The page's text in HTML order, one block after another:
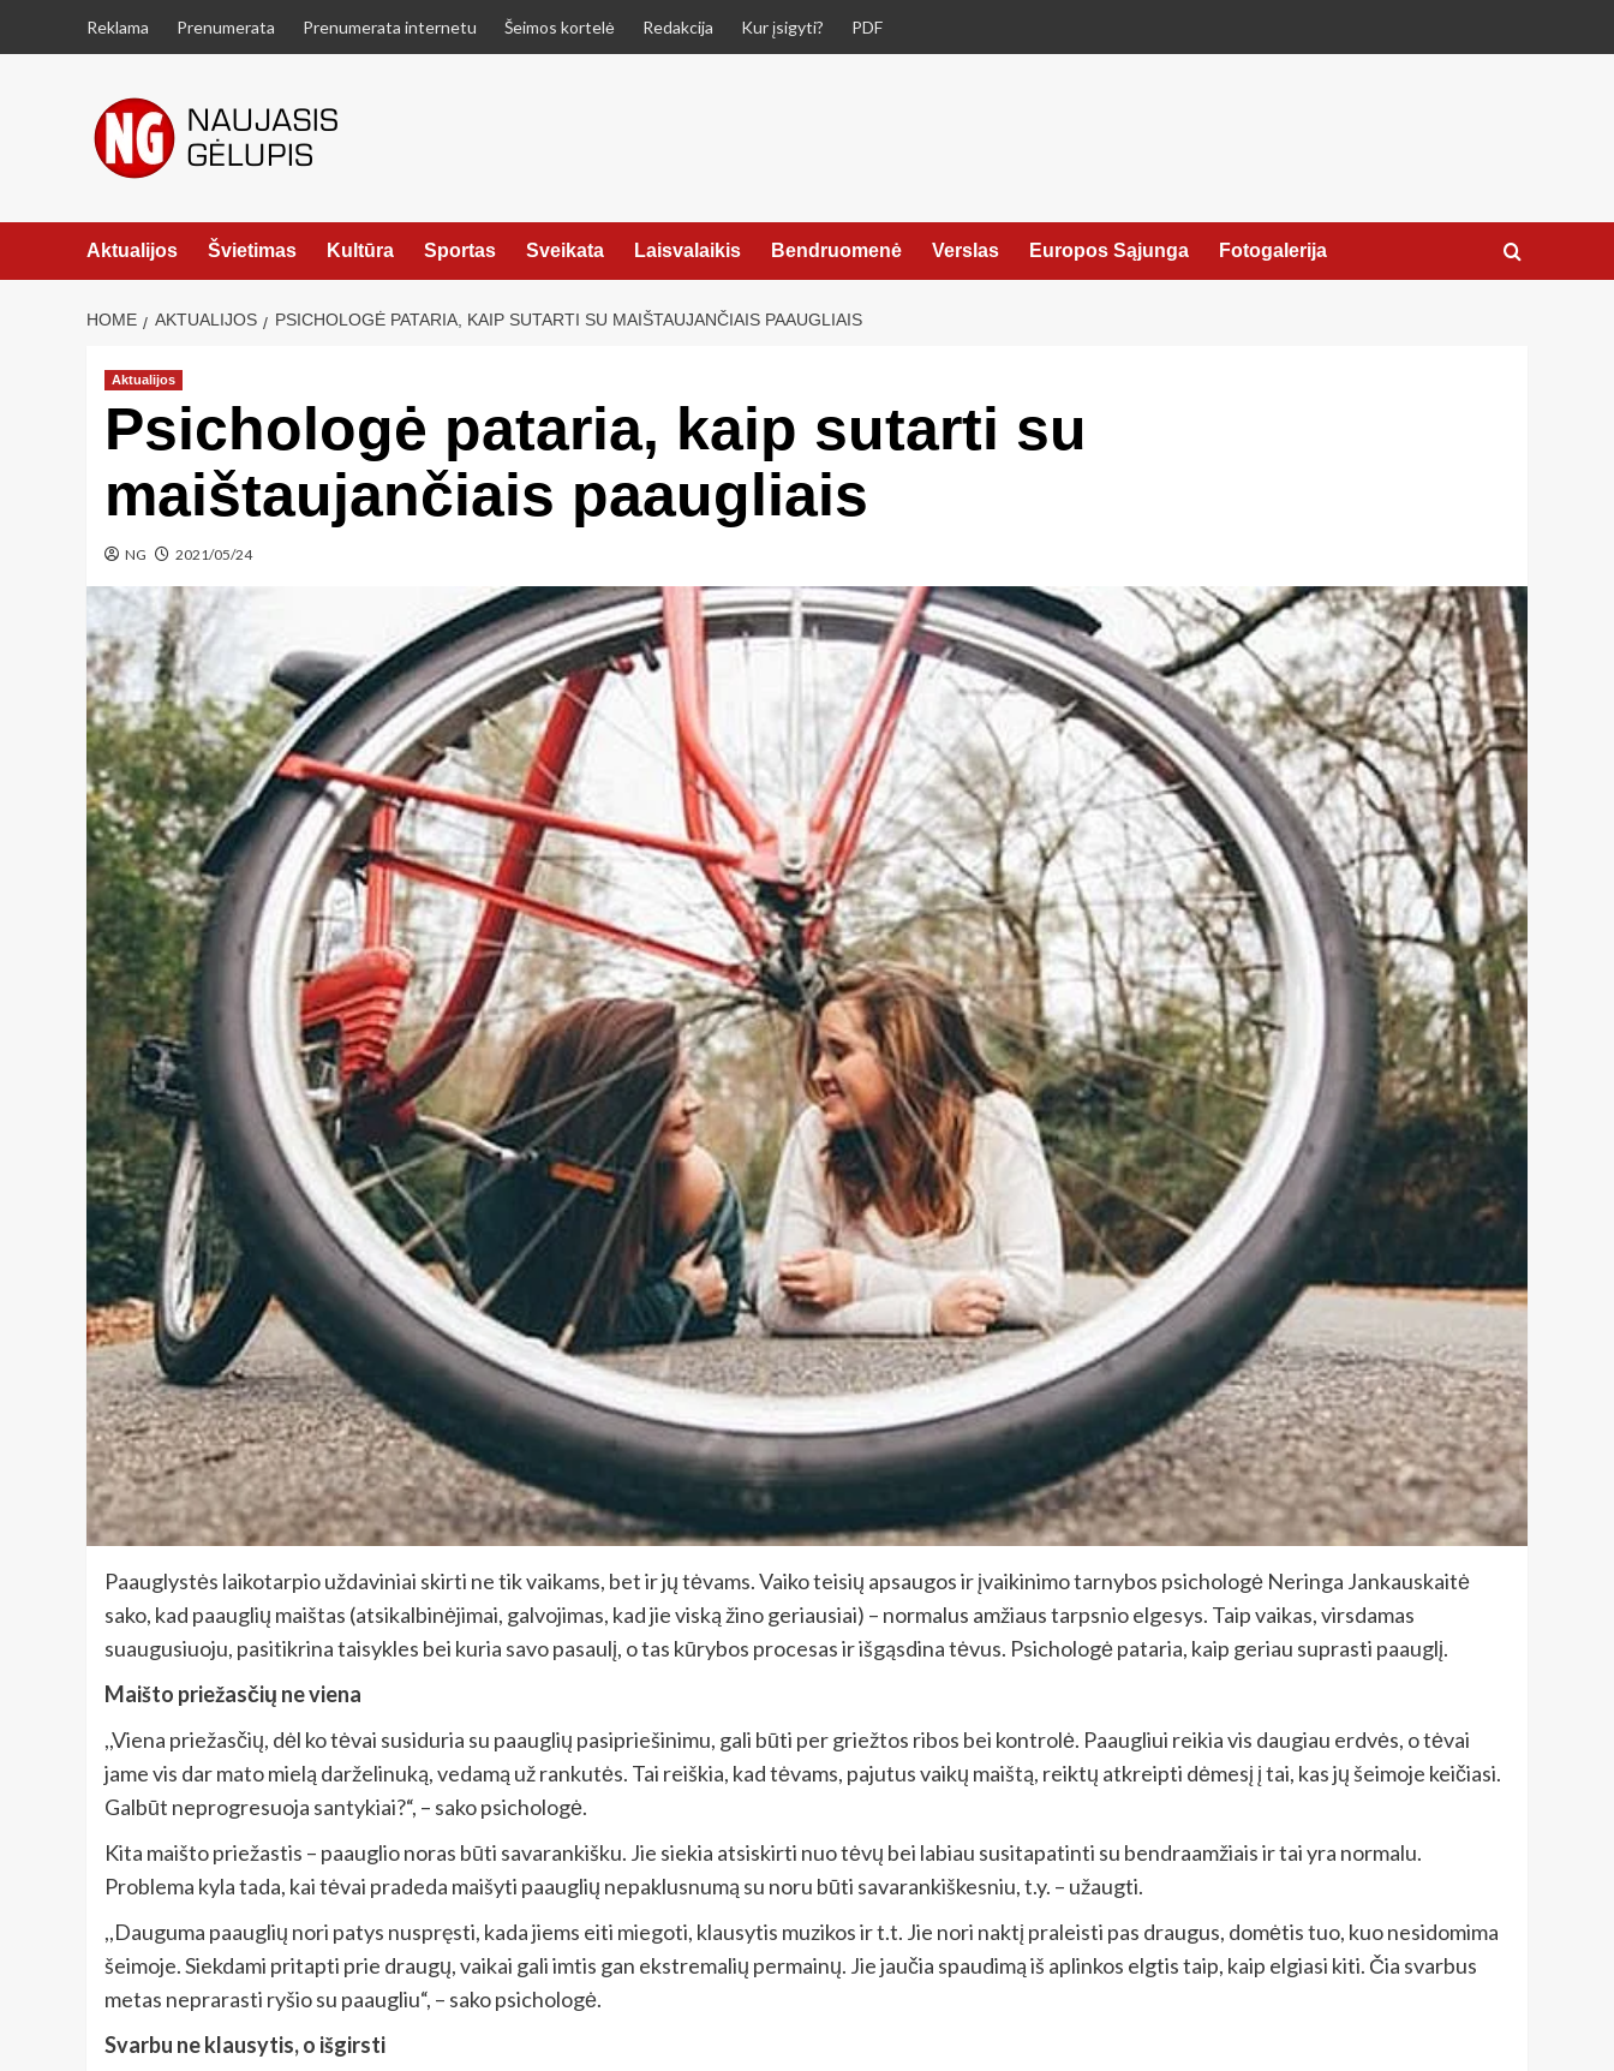
Reklama Prenumerata Prenumerata internetu Šeimos kortelė Redakcija Kur įsigyti? PDF
Aktualijos Švietimas Kultūra Sportas Sveikata Laisvalaikis Bendruomenė Verslas Europos Sąjunga Fotogalerija
HOME AKTUALIJOS PSICHOLOGĖ PATARIA, KAIP SUTARTI SU MAIŠTAUJANČIAIS PAAUGLIAIS
Aktualijos
Psichologė pataria, kaip sutarti su
maištaujančiais paaugliais
NG 2021/05/24
Paauglystės laikotarpio uždaviniai skirti ne tik vaikams, bet ir jų tėvams. Vaiko teisių apsaugos ir įvaikinimo tarnybos psichologė Neringa Jankauskaitė
sako, kad paauglių maištas (atsikalbinėjimai, galvojimas, kad jie viską žino geriausiai) – normalus amžiaus tarpsnio elgesys. Taip vaikas, virsdamas
suaugusiuoju, pasitikrina taisykles bei kuria savo pasaulį, o tas kūrybos procesas ir išgąsdina tėvus. Psichologė pataria, kaip geriau suprasti paauglį.
Maišto priežasčių ne viena
,,Viena priežasčių, dėl ko tėvai susiduria su paauglių pasipriešinimu, gali būti per griežtos ribos bei kontrolė. Paaugliui reikia vis daugiau erdvės, o tėvai
jame vis dar mato mielą darželinuką, vedamą už rankutės. Tai reiškia, kad tėvams, pajutus vaikų maištą, reiktų atkreipti dėmesį į tai, kas jų šeimoje keičiasi.
Galbūt neprogresuoja santykiai?“, – sako psichologė.
Kita maišto priežastis – paauglio noras būti savarankišku. Jie siekia atsiskirti nuo tėvų bei labiau susitapatinti su bendraamžiais ir tai yra normalu.
Problema kyla tada, kai tėvai pradeda maišyti paauglių nepaklusnumą su noru būti savarankiškesniu, t.y. – užaugti.
,,Dauguma paauglių nori patys nuspręsti, kada jiems eiti miegoti, klausytis muzikos ir t.t. Jie nori naktį praleisti pas draugus, domėtis tuo, kuo nesidomima
šeimoje. Siekdami pritapti prie draugų, vaikai gali imtis gan ekstremalių permainų. Jie jaučia spaudimą iš aplinkos elgtis taip, kaip elgiasi kiti. Čia svarbus
metas neprarasti ryšio su paaugliu“, – sako psichologė.
Svarbu ne klausytis, o išgirsti